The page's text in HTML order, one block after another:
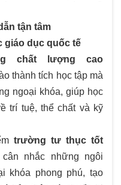
tận tâm
giáo dục quốc tế
chất lượng cao
thành tích học tập mà
ngoại khóa, giúp học
trí tuệ, thể chất và kỹ
trường tư thục tốt
nhắc những ngôi
khóa phong phú, tạo